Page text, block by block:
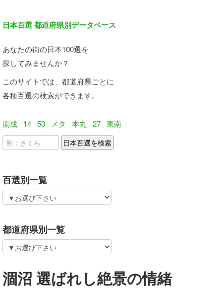
日本百選 都道府県別データベース
あなたの街の日本100選を
探してみませんか？
このサイトでは、都道府県ごとに
各種百選の検索ができます。
開成 14 50 メタ 本丸 27 東南
百選別一覧
都道府県別一覧
涸沼 選ばれし絶景の情緒